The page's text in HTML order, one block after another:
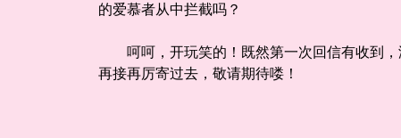
的爱慕者从中拦截吗？
呵呵，开玩笑的！既然第一次回信有收到，
再接再厉寄过去，敬请期待喽！